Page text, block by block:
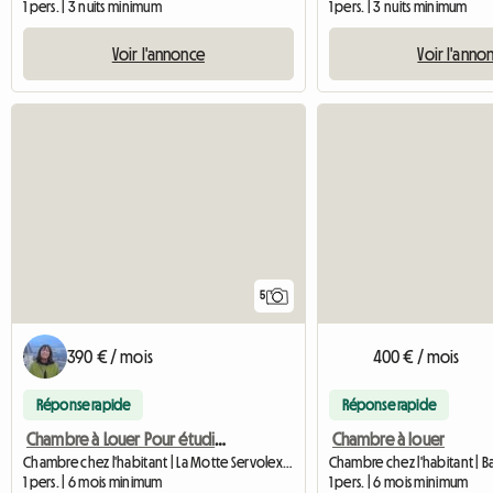
1 pers. | 3 nuits minimum
Voir l'annonce
1 pers. | 3 nuits minimum
Voir
5
390 € / mois
Réponse rapide
Chambre à Louer Pour étudiant(e)
Chambre chez l'habitant | La Motte Servolex (73290) | 20 M2
1 pers. | 6 mois minimum
400 € / mois
Réponse rapide
Chambre à louer
1 pers. | 6 mois minimum